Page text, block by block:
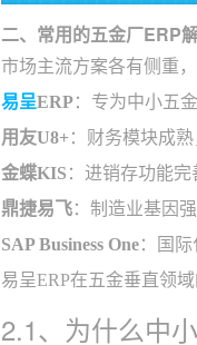
二、常用的五金厂ERP
市场主流方案各有侧重
易呈ERP：专为中小五
用友U8+：财务模块成
金蝶KIS ：进销存功能
鼎捷易飞：制造业基因
SAP Business One：国
易呈ERP在五金垂直领
2.1、为什么中